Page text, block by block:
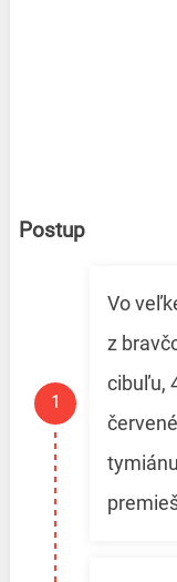
Postup
Vo
z
cibuľu,